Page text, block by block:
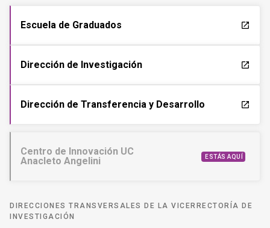
Escuela de Graduados launch
Dirección de Investigación launch
Dirección de Transferencia y Desarrollo launch
Centro de Innovación UC
Anacleto Angelini
ESTÁS AQUÍ
DIRECCIONES TRANSVERSALES DE LA VICERRECTORÍA DE
INVESTIGACIÓN